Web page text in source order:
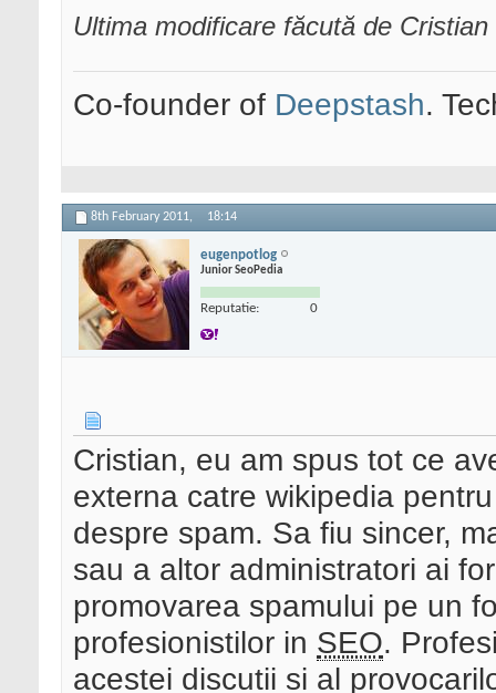
Ultima modificare făcută de
Co-founder of Deepstash.
8th February 2011, 18:14
eugenpotlog
Junior SeoPedia
Reputatie: 0
Cristian, eu am spus tot ce
externa catre wikipedia
despre spam. Sa fiu sincer,
sau a altor administratori ai
promovarea spamului pe un
profesionistilor in SEO.
acestei discutii si al